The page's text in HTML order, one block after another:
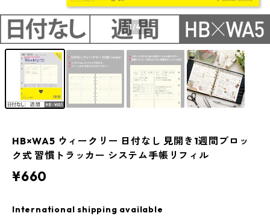
1/4
HB×WA5 ウィークリー 日付なし 見開き1週間ブロッ
ク式 習慣トラッカー システム手帳リフィル
¥660
International shipping available